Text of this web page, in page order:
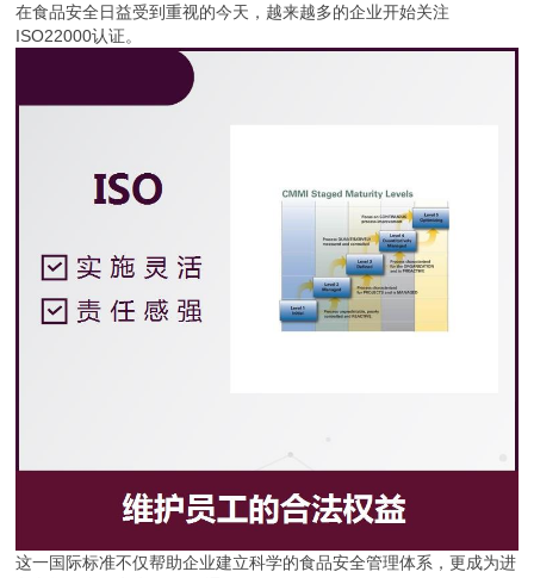
在食品安全日益受到重视的今天，越来越多的企业开始关注
ISO22000认证。
这一国际标准不仅帮助企业建立科学的食品安全管理体系，更成为进